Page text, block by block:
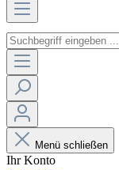
Menü schließen
Ihr Konto